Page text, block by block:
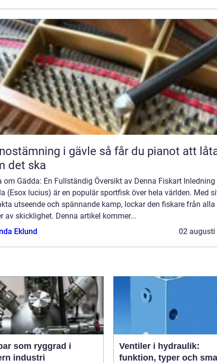
i gävle så får du pianot att låta
det ska
om Gädda: En Fullständig Översikt av Denna Fiskart Inledning
(Esox lucius) är en populär sportfisk över hela världen. Med
utseende och spännande kamp, lockar den fiskare från alla
av skicklighet. Denna artikel kommer...
Eklund
02 augusti
som ryggrad i
industri
Ventiler i hydraulik:
funktion, typer och